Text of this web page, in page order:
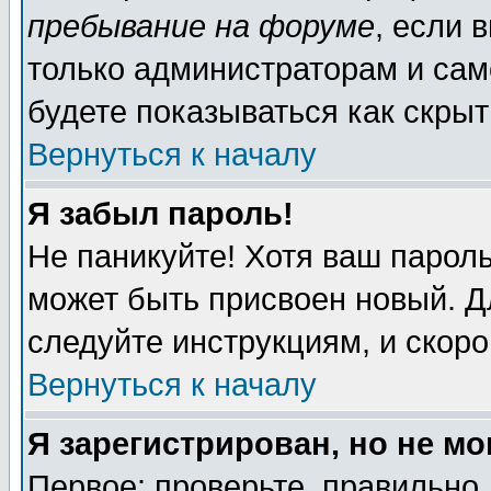
пребывание на форуме, если
только администраторам и
будете показываться как
Вернуться к началу
Я забыл пароль!
Не паникуйте! Хотя ваш
может быть присвоен новый.
следуйте инструкциям, и
Вернуться к началу
Я зарегистрирован, но не